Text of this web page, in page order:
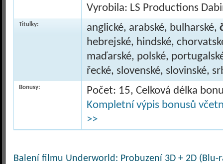
Vyrobila: LS Productions
Titulky: anglické, arabské, bulharské,
hebrejské, hindské,
maďarské, polské,
řecké, slovenské, slovinské,
Bonusy:
Počet: 15, Celková délka
Kompletní výpis bonusů
>>
Balení filmu Underworld: Probuzení 3D + 2D (Blu-